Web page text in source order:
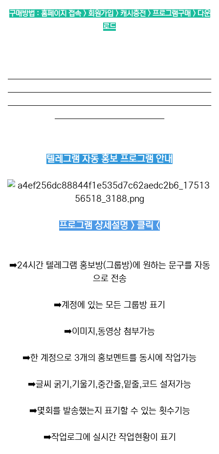
구매방법 : 홈페이지 접속 > 회원가입 > 캐시충전 > 프로그램구매 > 다운
로드
──────────────────────────
──────────────────────────
──────────────────────────
──────────────
텔레그램 자동 홍보 프로그램 안내
프로그램 상세설명 > 클릭 <
➡️24시간 텔레그램 홍보방(그룹방)에 원하는 문구를 자동
으로 전송
➡️계정에 있는 모든 그룹방 표기
➡️이미지,동영상 첨부가능
➡️한 계정으로 3개의 홍보멘트를 동시에 작업가능
➡️글씨 굵기,기울기,중간줄,밑줄,코드 설저가능
➡️몇회를 발송했는지 표기할 수 있는 횟수기능
➡️작업로그에 실시간 작업현황이 표기